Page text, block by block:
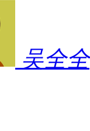
吴全全